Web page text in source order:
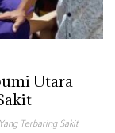
Utara
Terbaring Sakit